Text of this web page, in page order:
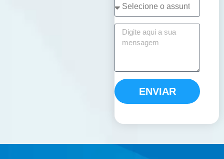
ENVIAR